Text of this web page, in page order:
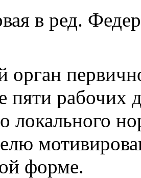
в ред.
пяти рабочих
локального
форме.